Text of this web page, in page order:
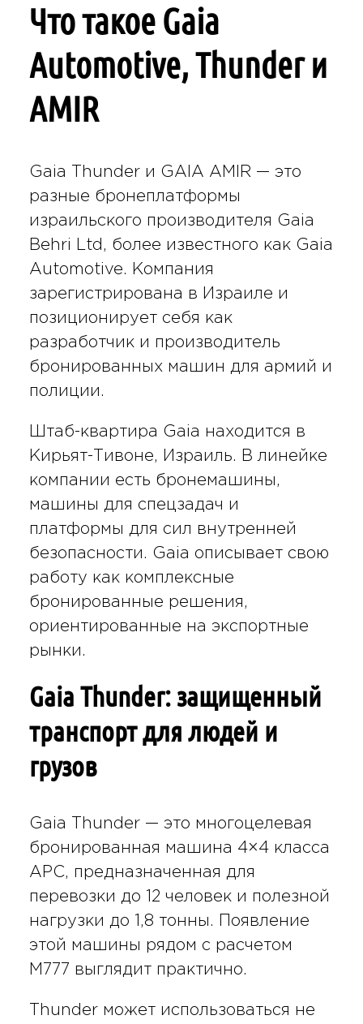
Что такое Gaia
Automotive, Thunder и
AMIR
Gaia Thunder и GAIA AMIR — это
разные бронеплатформы
израильского производителя Gaia
Behri Ltd, более известного как Gaia
Automotive. Компания
зарегистрирована в Израиле и
позиционирует себя как
разработчик и производитель
бронированных машин для армий и
полиции.
Штаб-квартира Gaia находится в
Кирьят-Тивоне, Израиль. В линейке
компании есть бронемашины,
машины для спецзадач и
платформы для сил внутренней
безопасности. Gaia описывает свою
работу как комплексные
бронированные решения,
ориентированные на экспортные
рынки.
Gaia Thunder: защищенный
транспорт для людей и
грузов
Gaia Thunder — это многоцелевая
бронированная машина 4×4 класса
APC, предназначенная для
перевозки до 12 человек и полезной
нагрузки до 1,8 тонны. Появление
этой машины рядом с расчетом
M777 выглядит практично.
Thunder может использоваться не